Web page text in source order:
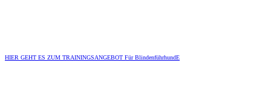
HIER GEHT ES ZUM TRAININGSANGEBOT Für BlindenführhundE